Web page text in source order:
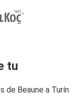
tu
de Beaune a Turín